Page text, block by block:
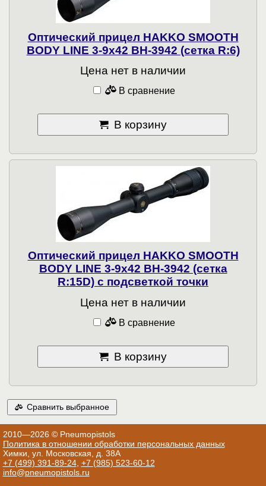
Оптический прицел HAKKO SMOOTH
BODY LINE 3-9x42 BH-3942 (сетка R:6)
Цена нет в наличии
В сравнение
В корзину
Оптический прицел HAKKO SMOOTH
BODY LINE 3-9x42 BH-3942 (сетка
R:15D) с подсветкой точки
Цена нет в наличии
В сравнение
В корзину
Сравнить выбранное
2010—2026 © Pneumopistols
Политика в отношении обработки персональных данных
Химки, ул. Московская, д. 38А
+7 (499) 391-89-24, +7 (985) 523-60-12
info@pneumopistols.ru